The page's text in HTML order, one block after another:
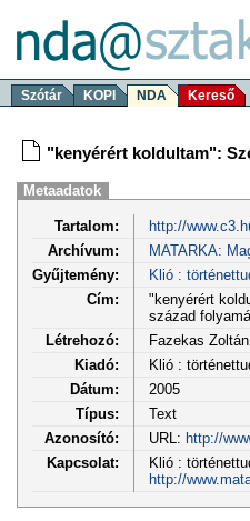
Szótár KOPI NDA Kereső
"kenyérért koldultam":
Metaadatok
Tartalom:
http://
Archívum:
MATARKA:
Gyűjtemény:
Klió :
Cím:
"kenyérért
század
Létrehozó:
Fazekas Zoltán
Kiadó:
Klió :
Dátum:
2005
Típus:
Text
Azonosító:
URL: http://
Kapcsolat:
Klió :
http://